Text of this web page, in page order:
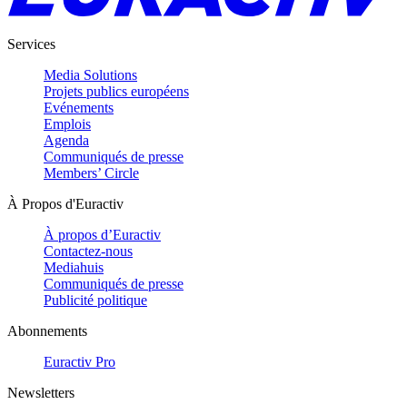
Services
Media Solutions
Projets publics européens
Evénements
Emplois
Agenda
Communiqués de presse
Members’ Circle
À Propos d'Euractiv
À propos d’Euractiv
Contactez-nous
Mediahuis
Communiqués de presse
Publicité politique
Abonnements
Euractiv Pro
Newsletters